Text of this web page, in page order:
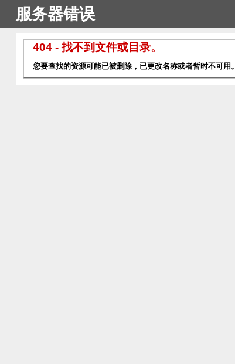
服务器错误
404 - 找不到文件或目录。
您要查找的资源可能已被删除，已更改名称或者暂时不可用。